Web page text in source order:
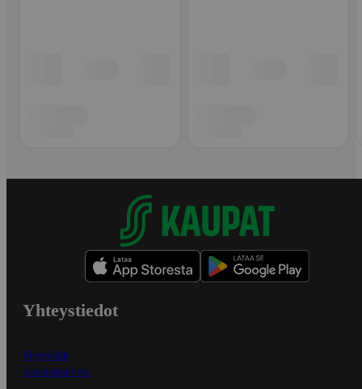
Yhteystiedot
Myymälät
Asiakaspalvelu